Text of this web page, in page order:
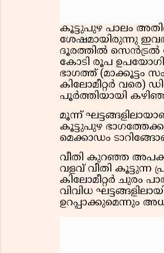
കൂട്ടുപുഴ പാലം
ശേഷമായിരുന്നു
ദൂരത്തിൽ
കോടി രൂപ
ഭാഗത്ത് (മാക്കൂട്ടം
കിലോമീറ്റർ വരെ)
പൂർത്തിയായി
മൂന്ന്
കൂട്ടുപുഴ
മെക്കാഡം
വീതി കുറഞ്ഞ
വളവ് വീതി കൂട്ടുന്ന
കിലോമീറ്റർ ചുരം
വിവിധ
ഉറപ്പാക്കുമെന്നും